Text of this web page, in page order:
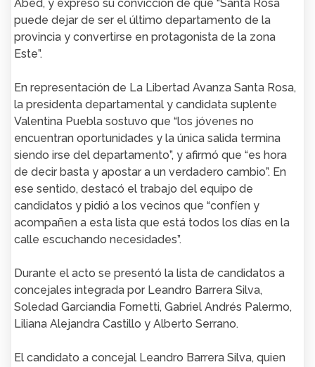
Abed, y expresó su convicción de que “Santa Rosa
puede dejar de ser el último departamento de la
provincia y convertirse en protagonista de la zona
Este”.
En representación de La Libertad Avanza Santa Rosa,
la presidenta departamental y candidata suplente
Valentina Puebla sostuvo que “los jóvenes no
encuentran oportunidades y la única salida termina
siendo irse del departamento”, y afirmó que “es hora
de decir basta y apostar a un verdadero cambio”. En
ese sentido, destacó el trabajo del equipo de
candidatos y pidió a los vecinos que “confíen y
acompañen a esta lista que está todos los días en la
calle escuchando necesidades”.
Durante el acto se presentó la lista de candidatos a
concejales integrada por Leandro Barrera Silva,
Soledad Garciandia Fornetti, Gabriel Andrés Palermo,
Liliana Alejandra Castillo y Alberto Serrano.
El candidato a concejal Leandro Barrera Silva, quien